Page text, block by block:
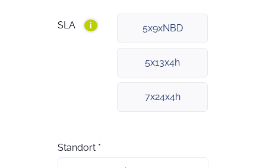
SLA i 5x9xNBD
5x13x4h
7x24x4h
Standort *